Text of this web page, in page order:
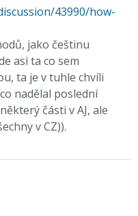
43990/how-
jako češtinu
asi ta co sem
ta je v tuhle chvíli
nadělal poslední
části v AJ, ale
v CZ)).